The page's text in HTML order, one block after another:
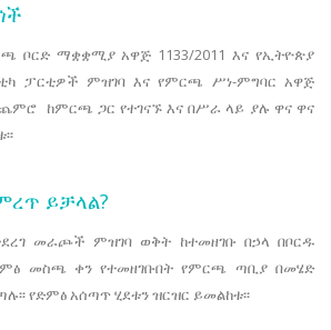
ቦርድ ማቋቋሚያ አዋጅ 1133/2011 እና የኢትዮጵያ
ፓርቲዎች ምዝገባ እና የምርጫ ሥነ-ምግባር አዋጅ
ጨምሮ ከምርጫ ጋር የተገናኙ እና በሥራ ላይ ያሉ ዋና ዋና
ይቻላል?
መራጮች ምዝገባ ወቅት ከተመዘገቡ በኃላ በቦርዱ
መስጫ ቀን የተመዘገቡበት የምርጫ ጣቢያ በመሄድ
የድምፅ አሰጣጥ ሂደቱን ዝርዝር ይመልከቱ፡፡